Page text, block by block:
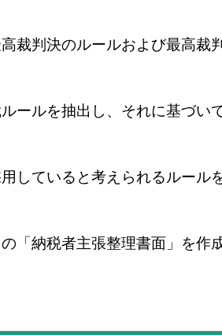
裁判決のルールおよび最高裁
ールを抽出し、それに基づい
していると考えられるルール
「納税者主張整理書面」を作